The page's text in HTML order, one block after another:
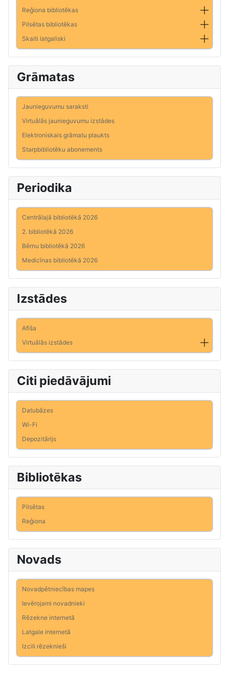
Reģiona bibliotēkas
Pilsētas bibliotēkas
Skaiti latgaliski
Grāmatas
Jaunieguvumu saraksti
Virtuālās jaunieguvumu izstādes
Elektroniskais grāmatu plaukts
Starpbibliotēku abonements
Periodika
Centrālajā bibliotēkā 2026
2. bibliotēkā 2026
Bērnu bibliotēkā 2026
Medicīnas bibliotēkā 2026
Izstādes
Afiša
Virtuālās izstādes
Citi piedāvājumi
Datubāzes
Wi-Fi
Depozitārijs
Bibliotēkas
Pilsētas
Reģiona
Novads
Novadpētniecības mapes
Ievērojami novadnieki
Rēzekne internetā
Latgale internetā
Izcili rēzeknieši